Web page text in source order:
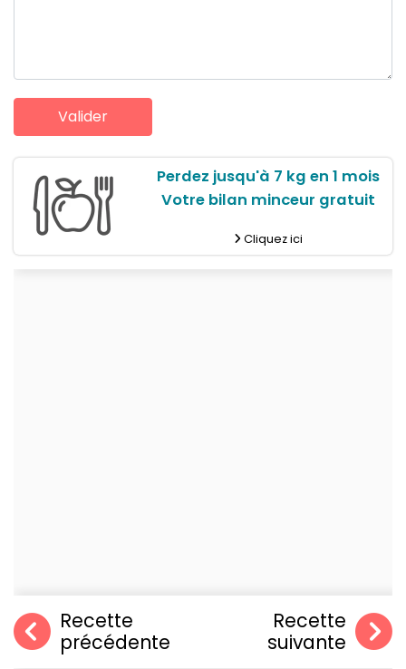
Perdez jusqu'à 7 kg en 1 mois
Votre bilan minceur gratuit
Cliquez ici
Recette
précédente
Recette
suivante